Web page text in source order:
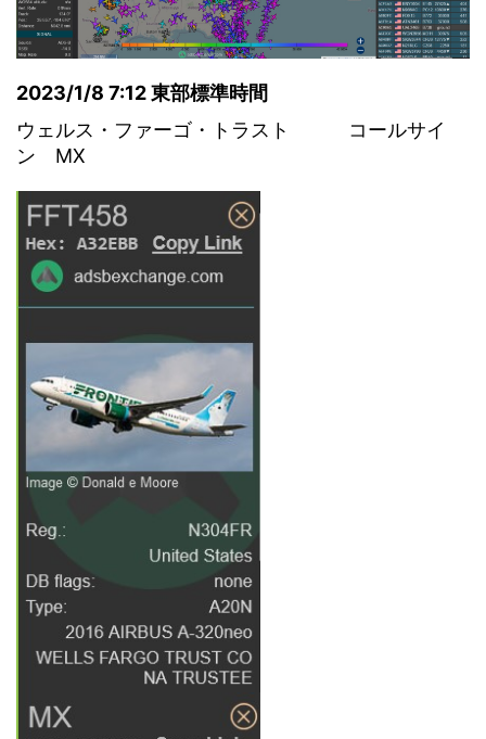
2023/1/8 7:12 東部標準時間
ウェルス・ファーゴ・トラスト コールサイ
ン MX